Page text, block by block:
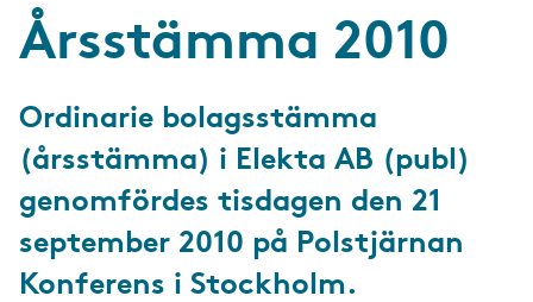
Årsstämma 2010
Ordinarie bolagsstämma
(årsstämma) i Elekta AB (publ)
genomfördes tisdagen den 21
september 2010 på Polstjärnan
Konferens i Stockholm.